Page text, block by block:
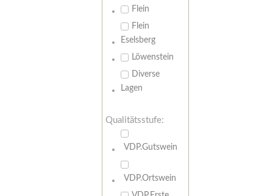
Flein
Flein
Eselsberg
Löwenstein
Diverse
Lagen
Qualitätsstufe:
VDP.Gutswein
VDP.Ortswein